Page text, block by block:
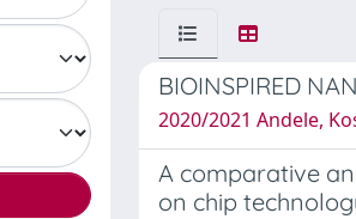
BIOINSPIRED
2020/2021 Andele,
A comparative
on chip